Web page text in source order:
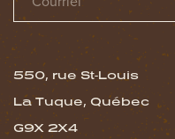
550, rue St-Louis
La Tuque, Québec
G9X 2X4